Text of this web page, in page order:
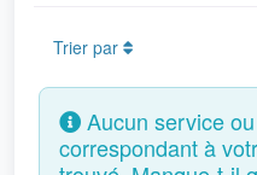
Trier par
Aucun service
correspondant à